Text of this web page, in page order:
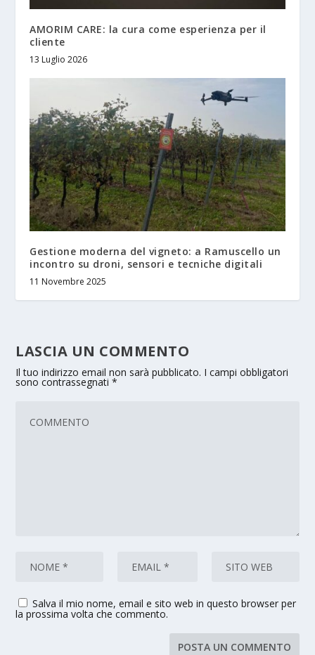
AMORIM CARE: la cura come esperienza per il
cliente
13 Luglio 2026
Gestione moderna del vigneto: a Ramuscello un
incontro su droni, sensori e tecniche digitali
11 Novembre 2025
LASCIA UN COMMENTO
Il tuo indirizzo email non sarà pubblicato. I campi obbligatori
sono contrassegnati*
Salva il mio nome, email e sito web in questo browser per
la prossima volta che commento.